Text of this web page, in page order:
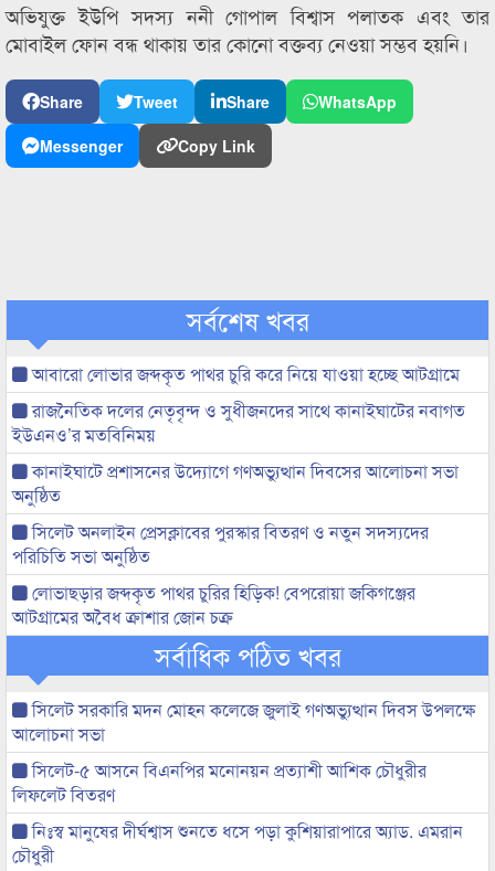
অভিযুক্ত ইউপি সদস্য ননী গোপাল বিশ্বাস পলাতক এবং তার
মোবাইল ফোন বন্ধ থাকায় তার কোনো বক্তব্য নেওয়া সম্ভব হয়নি।
Share Tweet Share
WhatsApp
Messenger
Copy Link
সর্বশেষ খবর
আবারো লোভার জব্দকৃত পাথর চুরি করে নিয়ে যাওয়া হচ্ছে আটগ্রামে
রাজনৈতিক দলের নেতৃবৃন্দ ও সুধীজনদের সাথে কানাইঘাটের নবাগত
ইউএনও’র মতবিনিময়
কানাইঘাটে প্রশাসনের উদ্যোগে গণঅভ্যুত্থান দিবসের আলোচনা সভা
অনুষ্ঠিত
সিলেট অনলাইন প্রেসক্লাবের পুরস্কার বিতরণ ও নতুন সদস্যদের
পরিচিতি সভা অনুষ্ঠিত
লোভাছড়ার জব্দকৃত পাথর চুরির হিড়িক! বেপরোয়া জকিগঞ্জের
আটগ্রামের অবৈধ ক্রাশার জোন চক্র
সর্বাধিক পঠিত খবর
সিলেট সরকারি মদন মোহন কলেজে জুলাই গণঅভ্যুত্থান দিবস উপলক্ষে
আলোচনা সভা
সিলেট-৫ আসনে বিএনপির মনোনয়ন প্রত্যাশী আশিক চৌধুরীর
লিফলেট বিতরণ
নিঃস্ব মানুষের দীর্ঘশ্বাস শুনতে ধসে পড়া কুশিয়ারাপারে অ্যাড. এমরান
চৌধুরী